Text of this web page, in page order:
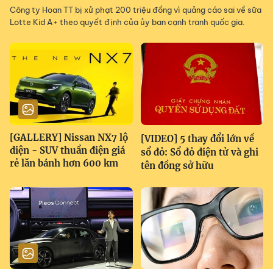
Công ty Hoan TT bị xử phạt 200 triệu đồng vì quảng cáo sai về sữa
Lotte Kid A+ theo quyết định của ủy ban cạnh tranh quốc gia.
[GALLERY] Nissan NX7 lộ
diện - SUV thuần điện giá
rẻ lăn bánh hơn 600 km
[VIDEO] 5 thay đổi lớn về
sổ đỏ: Sổ đỏ điện tử và ghi
tên đồng sở hữu